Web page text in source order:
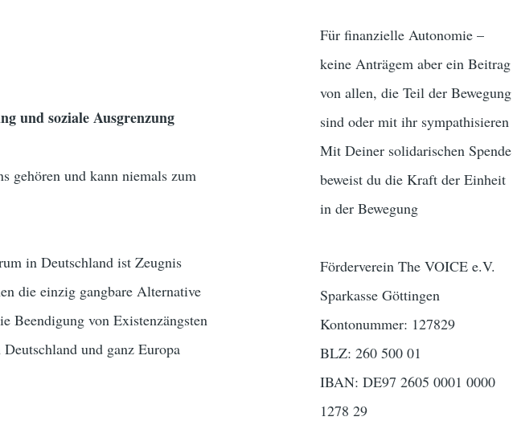
und soziale Ausgrenzung
gehören und kann niemals zum
in Deutschland ist Zeugnis
die einzig gangbare Alternative
Beendigung von Existenzängsten
und ganz Europa
Für finanzielle Autonomie –
keine Anträgem aber ein Beitrag
von allen, die Teil der Bewegung
sind oder mit ihr sympathisieren
Mit Deiner solidarischen Spende
beweist du die Kraft der Einheit
in der Bewegung
Förderverein The VOICE e.V.
Sparkasse Göttingen
Kontonummer: 127829
BLZ: 260 500 01
IBAN: DE97 2605 0001 0000
1278 29